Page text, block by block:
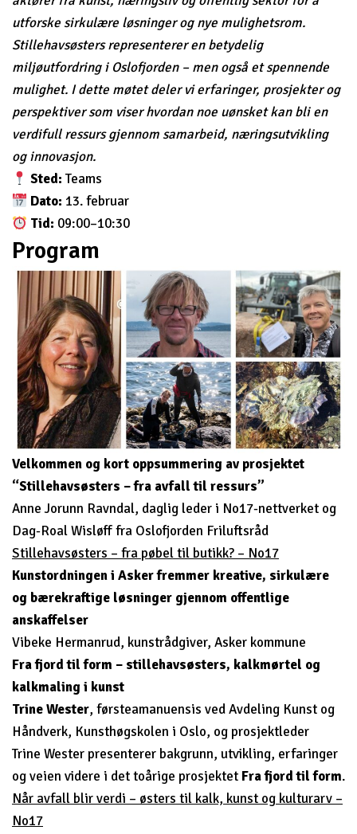
utforske sirkulære løsninger og nye mulighetsrom.
Stillehavsøsters representerer en betydelig
miljøutfordring i Oslofjorden – men også et spennende
mulighet. I dette møtet deler vi erfaringer, prosjekter og
perspektiver som viser hvordan noe uønsket kan bli en
verdifull ressurs gjennom samarbeid, næringsutvikling
og innovasjon.
Sted: Teams
Dato: 13. februar
Tid: 09:00–10:30
Program
Velkommen og kort oppsummering av prosjektet
“Stillehavsøsters – fra avfall til ressurs”
Anne Jorunn Ravndal, daglig leder i No17-nettverket og
Dag-Roal Wisløff fra Oslofjorden Friluftsråd
Stillehavsøsters – fra pøbel til butikk? – No17
Kunstordningen i Asker fremmer kreative, sirkulære
og bærekraftige løsninger gjennom offentlige
anskaffelser
Vibeke Hermanrud, kunstrådgiver, Asker kommune
Fra fjord til form – stillehavsøsters, kalkmørtel og
kalkmaling i kunst
Trine Wester, førsteamanuensis ved Avdeling Kunst og
Håndverk, Kunsthøgskolen i Oslo, og prosjektleder
Trine Wester presenterer bakgrunn, utvikling, erfaringer
og veien videre i det toårige prosjektet Fra fjord til form.
Når avfall blir verdi – østers til kalk, kunst og kulturarv –
No17